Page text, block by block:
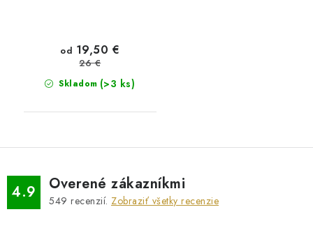
Skladom (>3 ks)
od 19,50 €
26 €
4.9 Overené zákazníkmi
549 recenzií. Zobraziť všetky recenzie